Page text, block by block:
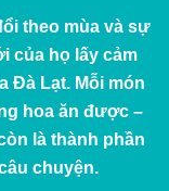
theo mùa và sự
của họ lấy cảm
Đà Lạt. Mỗi món
hoa ăn được –
là thành phần
chuyện.